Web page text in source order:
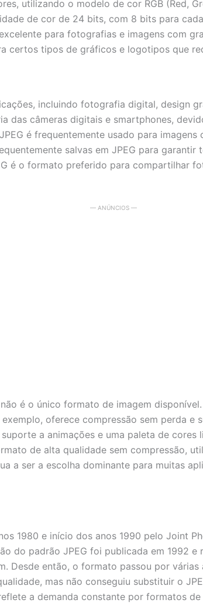
utilizando o modelo de cor RGB (Red,
de cor de 24 bits, com 8 bits para
para fotografias e imagens com
certos tipos de gráficos e logotipos que
incluindo fotografia digital, design
das câmeras digitais e smartphones,
é frequentemente usado para
salvas em JPEG para
é o formato preferido para compartilhar
— ANÚNCIOS —
é o único formato de imagem
oferece compressão sem perda
a animações e uma paleta de
de alta qualidade sem compressão,
a ser a escolha dominante para muitas
1980 e início dos anos 1990 pelo Joint
do padrão JPEG foi publicada em 1992
Desde então, o formato passou por
mas não conseguiu substituir o
a demanda constante por formatos